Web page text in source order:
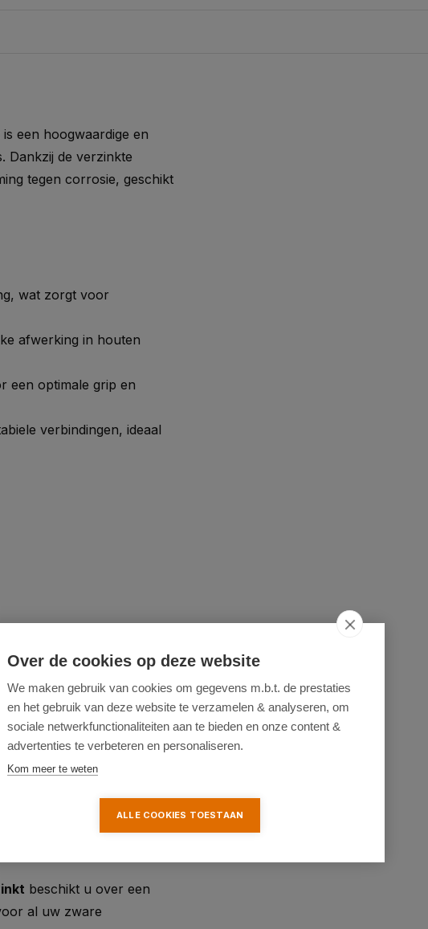
is een hoogwaardige en
Dankzij de verzinkte
tegen corrosie, geschikt
wat zorgt voor
afwerking in houten
een optimale grip en
verbindingen, ideaal
en andere grote
beschikt u over een
al uw zware
Over de cookies op deze website
We maken gebruik van cookies om gegevens m.b.t. de prestaties
en het gebruik van deze website te verzamelen & analyseren, om
sociale netwerkfunctionaliteiten aan te bieden en onze content &
advertenties te verbeteren en personaliseren.
Kom meer te weten
ALLE COOKIES TOESTAAN